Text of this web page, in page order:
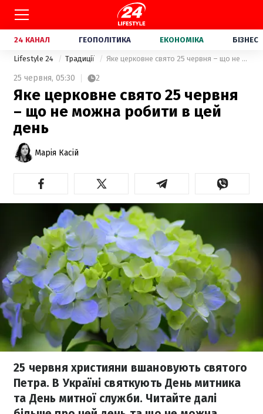
24 КАНАЛ ГЕОПОЛІТИКА ЕКОНОМІКА БІЗНЕС
Lifestyle 24 Традиції Яке церковне свято 25 червня – що не можна робити в цей день
25 червня, 05:30 2
Яке церковне свято 25 червня
– що не можна робити в цей
день
Марія Касій
25 червня християни вшановують святого
Петра. В Україні святкують День митника
та День митної служби. Читайте далі